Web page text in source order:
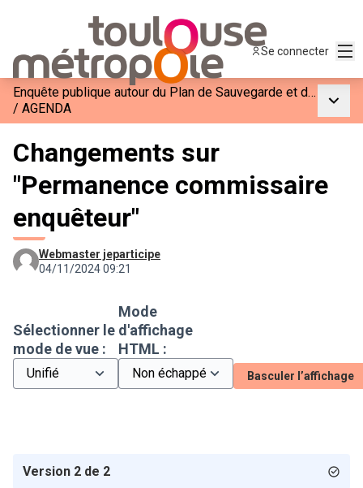
Se connecter
Enquête publique autour du Plan de Sauvegarde et de Mise en Valeur du Site Patrimonial Remarquable
/ AGENDA
Changements sur
"Permanence commissaire
enquêteur"
Webmaster jeparticipe
04/11/2024 09:21
Sélectionner le
mode de vue :
Mode
d'affichage
HTML :
Basculer l’affichage
Version 2 de 2